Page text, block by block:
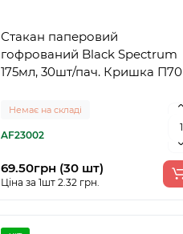
Стакан паперовий
гофрований Black Spectrum
175мл, 30шт/пач. Кришка П70
Немає на складі
AF23002
69.50грн (30 шт)
Ціна за 1шт 2.32 грн.